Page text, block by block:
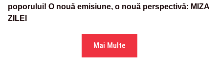
poporului! O nouă emisiune, o nouă perspectivă: MIZA
ZILEI
Mai Multe